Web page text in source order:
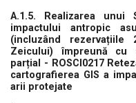
A.1.5. Realizarea
impactului antropic
(incluzând rezervațiile
Zeicului) împreună cu
parțial - ROSCI0217
cartografierea GIS a
arii protejate